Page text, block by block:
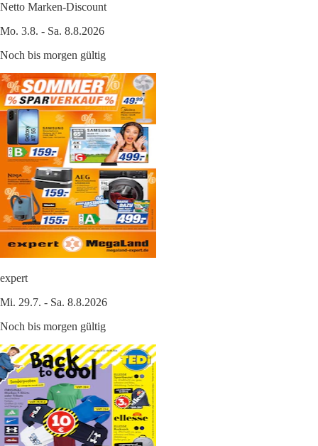
Netto Marken-Discount
Mo. 3.8. - Sa. 8.8.2026
Noch bis morgen gültig
expert
Mi. 29.7. - Sa. 8.8.2026
Noch bis morgen gültig